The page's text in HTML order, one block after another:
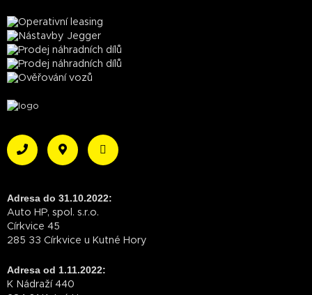
Adresa do 31.10.2022:
Auto HP, spol. s.r.o.
Církvice 45
285 33 Církvice u Kutné Hory
Adresa od 1.11.2022:
K Nádraží 440